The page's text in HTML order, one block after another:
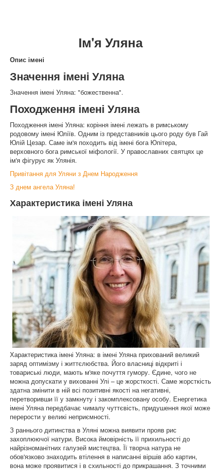
Ім'я Уляна
Опис імені
Значення імені Уляна
Значення імені Уляна: "божественна".
Походження імені Уляна
Походження імені Уляна: коріння імені лежать в римському
родовому імені Юліїв. Одним із представників цього роду був Гай
Юлій Цезар. Саме ім'я походить від імені бога Юпітера,
верховного бога римської міфології. У православних святцях це
ім'я фігурує як Улянія.
Привітання для Уляни з Днем Народження
З днем ангела Уляна!
Характеристика імені Уляна
Характеристика імені Уляна: в імені Уляна прихований великий
заряд оптимізму і життєлюбства. Його власниці відкриті і
товариські люди, мають м'яке почуття гумору. Єдине, чого не
можна допускати у вихованні Улі – це жорсткості. Саме жорсткість
здатна змінити в ній всі позитивні якості на негативні,
перетворивши її у замкнуту і закомплексовану особу. Енергетика
імені Уляна передбачає чималу чуттєвість, придушення якої може
перерости у великі неприємності.
З раннього дитинства в Уляні можна виявити прояв рис
захоплюючої натури. Висока ймовірність її прихильності до
найрізноманітних галузей мистецтва. Її творча натура не
обов'язково знаходить втілення в написанні віршів або картин,
вона може проявитися і в схильності до прикрашання. З точними